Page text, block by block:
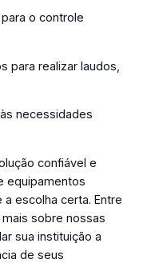
o controle
para realizar laudos,
necessidades
confiável e
equipamentos
escolha certa. Entre
sobre nossas
sua instituição a
de seus